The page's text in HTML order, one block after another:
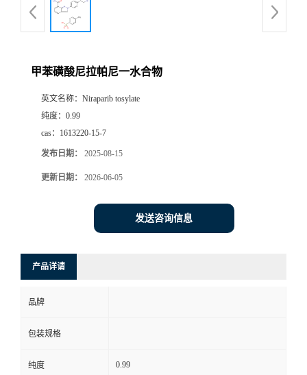
甲苯磺酸尼拉帕尼一水合物
英文名称： Niraparib tosylate
纯度： 0.99
cas： 1613220-15-7
发布日期： 2025-08-15
更新日期： 2026-06-05
发送咨询信息
产品详请
品牌
包装规格
纯度 0.99